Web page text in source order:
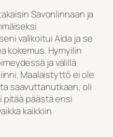
Savonlinnaan ja
valikoitui Aida ja se
kokemus. Hymyilin
ja välillä
Maalaistyttö ei ole
saavuttanutkaan, oli
pitää päästä ensi
kaikkiin